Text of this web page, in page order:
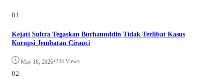
01
Kejati Sultra Tegaskan Burhanuddin Tidak Terlibat Kasus
Korupsi Jembatan Cirauci
May 18, 2026•234 Views
02